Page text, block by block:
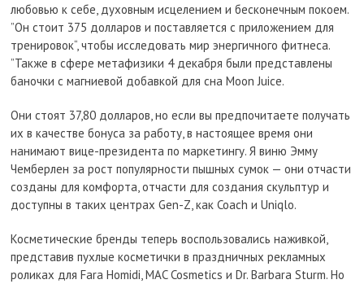
любовью к себе, духовным исцелением и бесконечным покоем.
”Он стоит 375 долларов и поставляется с приложением для
тренировок“, чтобы исследовать мир энергичного фитнеса.
”Также в сфере метафизики 4 декабря были представлены
баночки с магниевой добавкой для сна Moon Juice.
Они стоят 37,80 долларов, но если вы предпочитаете получать
их в качестве бонуса за работу, в настоящее время они
нанимают вице-президента по маркетингу. Я виню Эмму
Чемберлен за рост популярности пышных сумок — они отчасти
созданы для комфорта, отчасти для создания скульптур и
доступны в таких центрах Gen-Z, как Coach и Uniqlo.
Косметические бренды теперь воспользовались наживкой,
представив пухлые косметички в праздничных рекламных
роликах для Fara Homidi, MAC Cosmetics и Dr. Barbara Sturm. Но